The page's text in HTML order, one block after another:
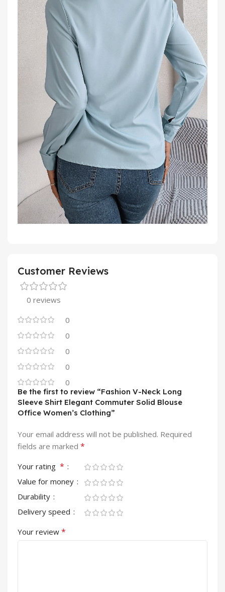
Customer Reviews
0 reviews
0
0
0
0
0
Be the first to review “Fashion V-Neck Long
Sleeve Shirt Elegant Commuter Solid Blouse
Office Women’s Clothing”
Your email address will not be published. Required
fields are marked *
Your rating *
Value for money
Durability
Delivery speed
Your review *